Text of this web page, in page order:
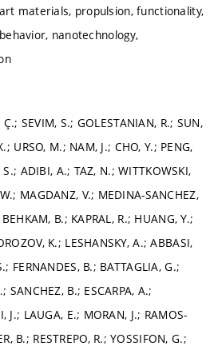
materials, propulsion, functionality,
nanotechnology,
SEVIM, S.; GOLESTANIAN, R.; SUN,
URSO, M.; NAM, J.; CHO, Y.; PENG,
S.; ADIBI, A.; TAZ, N.; WITTKOWSKI,
MAGDANZ, V.; MEDINA-SANCHEZ,
B.; KAPRAL, R.; HUANG, Y.;
K.; LESHANSKY, A.; ABBASI,
FERNANDES, B.; BATTAGLIA, G.;
SANCHEZ, B.; ESCARPA, A.;
J.; LAUGA, E.; MORAN, J.; RAMOS-
B.; RESTREPO, R.; YOSSIFON, G.;